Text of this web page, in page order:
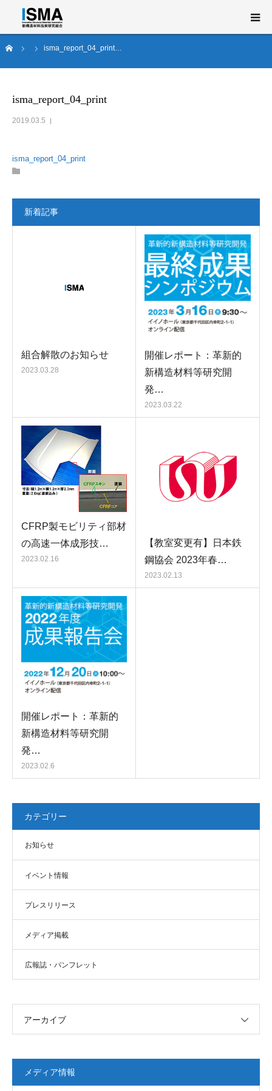
isma_report_04_print…
isma_report_04_print
2019.03.5
isma_report_04_print
新着記事
組合解散のお知らせ
2023.03.28
開催レポート：革新的
新構造材料等研究開
発…
2023.03.22
CFRP製モビリティ部材
の高速一体成形技…
2023.02.16
【教室変更有】日本鉄
鋼協会 2023年春…
2023.02.13
開催レポート：革新的
新構造材料等研究開
発…
2023.02.6
カテゴリー
お知らせ
イベント情報
プレスリリース
メディア掲載
広報誌・パンフレット
アーカイブ
メディア情報
新構造材料技術研究組合（ISMA）とは
研究開発
ニュース・イベント